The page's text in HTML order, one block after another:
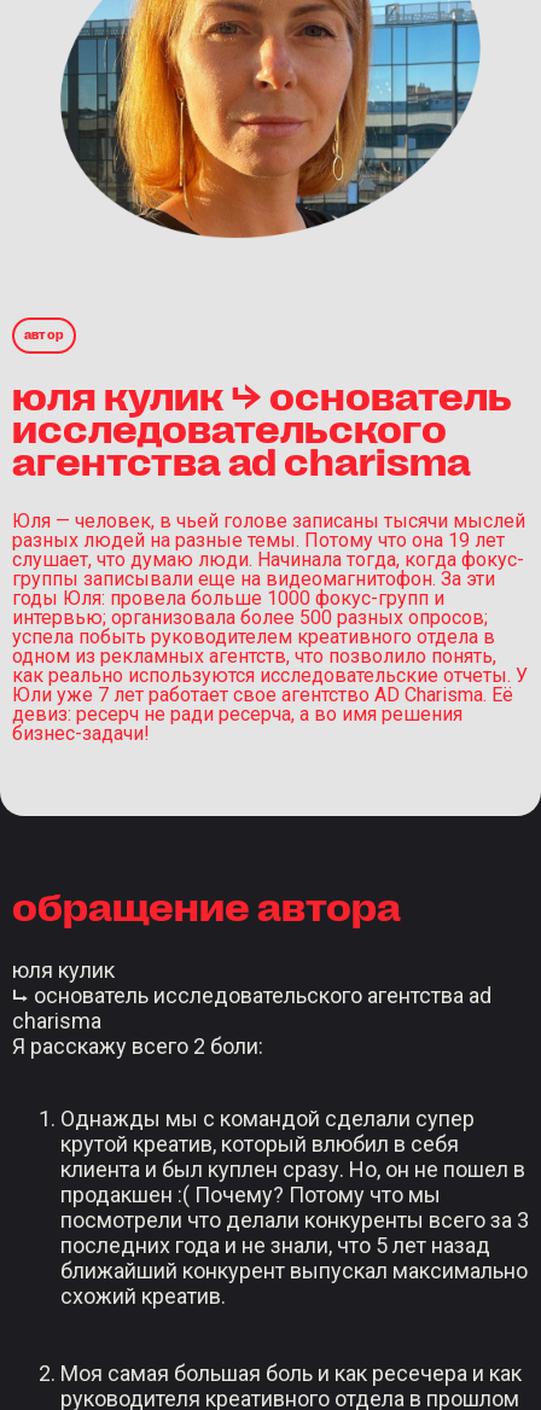
автор
юля кулик ⮡ основатель
исследовательского
агентства ad charisma
Юля — человек, в чьей голове записаны тысячи мыслей
разных людей на разные темы. Потому что она 19 лет
слушает, что думаю люди. Начинала тогда, когда фокус-
группы записывали еще на видеомагнитофон. За эти
годы Юля: провела больше 1000 фокус-групп и
интервью; организовала более 500 разных опросов;
успела побыть руководителем креативного отдела в
одном из рекламных агентств, что позволило понять,
как реально используются исследовательские отчеты. У
Юли уже 7 лет работает свое агентство AD Charisma. Её
девиз: ресерч не ради ресерча, а во имя решения
бизнес-задачи!
обращение автора
юля кулик
⮡ основатель исследовательского агентства ad
charisma
Я расскажу всего 2 боли:
Однажды мы с командой сделали супер
крутой креатив, который влюбил в себя
клиента и был куплен сразу. Но, он не пошел в
продакшен :( Почему? Потому что мы
посмотрели что делали конкуренты всего за 3
последних года и не знали, что 5 лет назад
ближайший конкурент выпускал максимально
схожий креатив.
Моя самая большая боль и как ресечера и как
руководителя креативного отдела в прошлом